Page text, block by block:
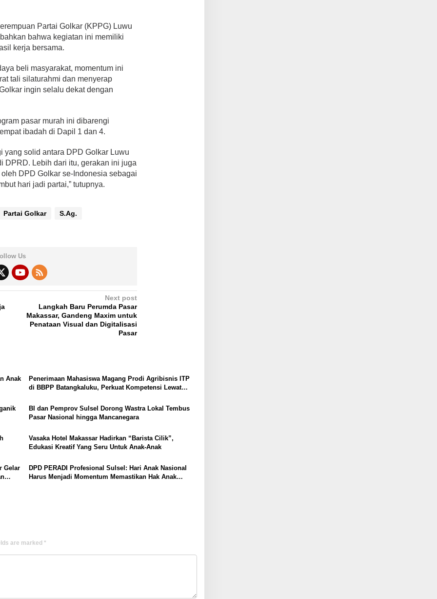
Partai Golkar (KPPG) Luwu
bahwa kegiatan ini memiliki
kerja bersama.
beli masyarakat, momentum ini
tali silaturahmi dan menyerap
ingin selalu dekat dengan
pasar murah ini dibarengi
ibadah di Dapil 1 dan 4.
yang solid antara DPD Golkar Luwu
DPRD. Lebih dari itu, gerakan ini juga
DPD Golkar se-Indonesia sebagai
hari jadi partai,” tutupnya.
Partai Golkar
S.Ag.
Us
Next post
Langkah Baru Perumda Pasar
Makassar, Gandeng Maxim untuk
Penataan Visual dan Digitalisasi
Pasar
Anak
Penerimaan Mahasiswa Magang Prodi Agribisnis ITP
di BBPP Batangkaluku, Perkuat Kompetensi Lewat
BI dan Pemprov Sulsel Dorong Wastra Lokal Tembus
Pasar Nasional hingga Mancanegara
Vasaka Hotel Makassar Hadirkan “Barista Cilik”,
Edukasi Kreatif Yang Seru Untuk Anak-Anak
Gelar
DPD PERADI Profesional Sulsel: Hari Anak Nasional
Harus Menjadi Momentum Memastikan Hak Anak
are marked *